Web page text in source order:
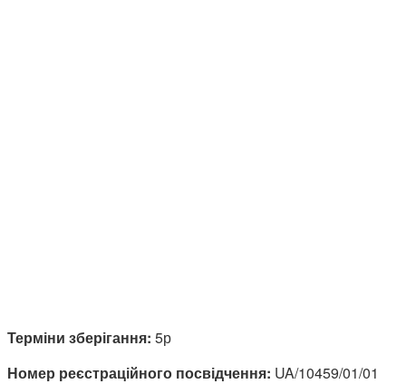
Терміни зберігання: 5р
Номер реєстраційного посвідчення: UA/10459/01/01